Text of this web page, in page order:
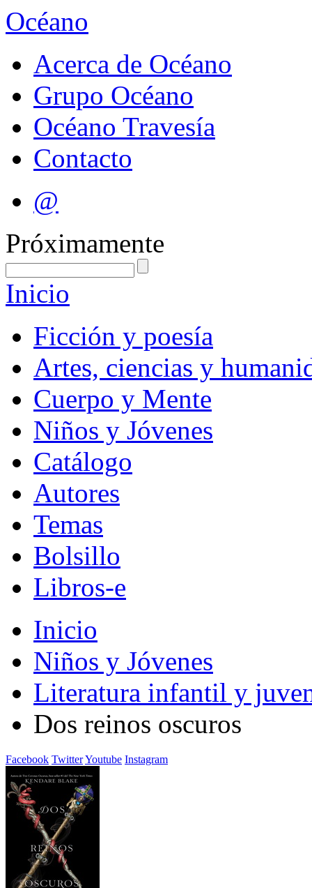
Océano
Acerca de Océano
Grupo Océano
Océano Travesía
Contacto
@
Próximamente
Inicio
Ficción y poesía
Artes, ciencias y
Cuerpo y Mente
Niños y Jóvenes
Catálogo
Autores
Temas
Bolsillo
Libros-e
Inicio
Niños y Jóvenes
Literatura infantil y
Dos reinos oscuros
Facebook TwitterYoutube Instagram